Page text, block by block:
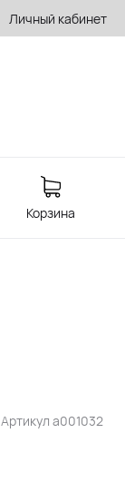
Личный кабинет
Корзина
Артикул a001032